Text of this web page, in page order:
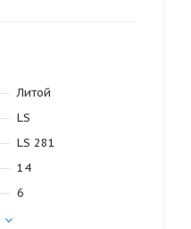
Литой
LS
LS 281
14
6